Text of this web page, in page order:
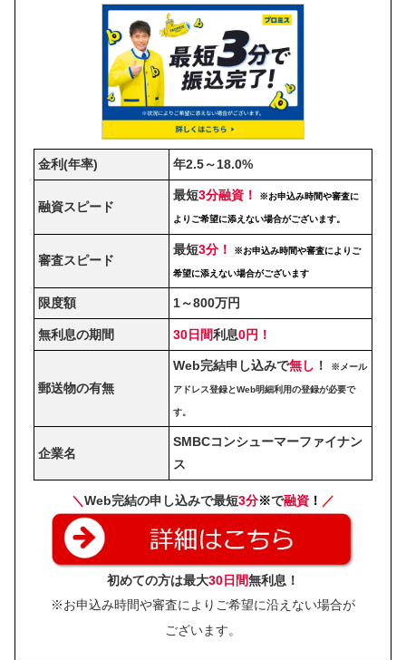
金利(年率) 年2.5～18.0%
融資スピード
最短3分融資！ ※お申込み時間や審査に
よりご希望に添えない場合がございます。
審査スピード
最短3分！ ※お申込み時間や審査によりご
希望に添えない場合がございます
限度額 1～800万円
無利息の期間 30日間利息0円！
郵送物の有無
Web完結申し込みで無し ！ ※メール
アドレス登録とWeb明細利用の登録が必要で
す。
企業名
SMBCコンシューマーファイナン
ス
＼Web完結の申し込みで最短3分※で融資 ！ ／
初めての方は最大30日間無利息！
※お申込み時間や審査によりご希望に沿えない場合が
ございます。